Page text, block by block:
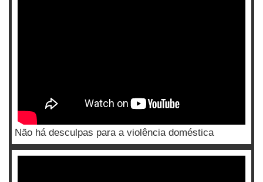
Não há desculpas para a violência doméstica